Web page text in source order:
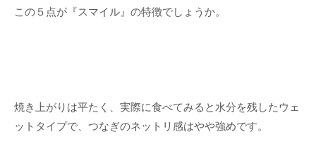
この５点が『スマイル』の特徴でしょうか。
焼き上がりは平たく、実際に食べてみると水分を残したウェ
ットタイプで、つなぎのネットリ感はやや強めです。